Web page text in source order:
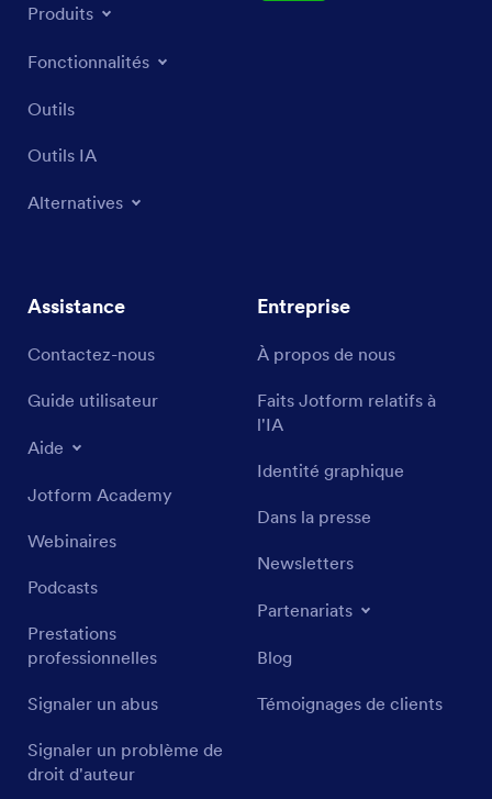
Produits
Fonctionnalités
Outils
Outils IA
Alternatives
Assistance
Contactez-nous
Guide utilisateur
Aide
Jotform Academy
Webinaires
Podcasts
Prestations
professionnelles
Signaler un abus
Signaler un problème de
droit d'auteur
Entreprise
À propos de nous
Faits Jotform relatifs à
l'IA
Identité graphique
Dans la presse
Newsletters
Partenariats
Blog
Témoignages de clients